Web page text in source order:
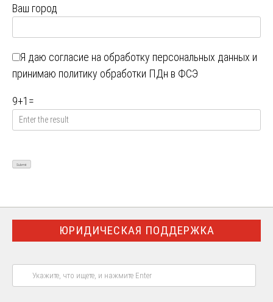
Ваш город
Я даю согласие на обработку персональных данных и
принимаю политику обработки ПДн в ФСЭ
9+1 =
ЮРИДИЧЕСКАЯ ПОДДЕРЖКА